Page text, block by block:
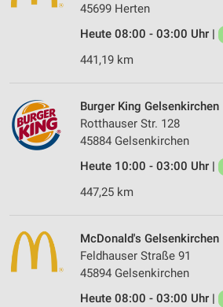
45699 Herten
Heute 08:00 - 03:00 Uhr |
441,19 km
Burger King Gelsenkirchen
Rotthauser Str. 128
45884 Gelsenkirchen
Heute 10:00 - 03:00 Uhr |
447,25 km
McDonald's Gelsenkirchen
Feldhauser Straße 91
45894 Gelsenkirchen
Heute 08:00 - 03:00 Uhr |